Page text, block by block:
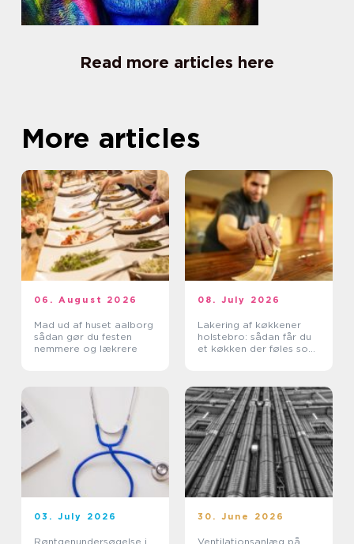
Read more articles here
More articles
06. August 2026
Mad ud af huset aalborg
sådan gør du festen
nemmere og lækrere
08. July 2026
Lakering af køkkener
holstebro: sådan får du
et køkken der føles som
03. July 2026
Røntgenundersøgelse i
30. June 2026
Ventilationsanlæg på